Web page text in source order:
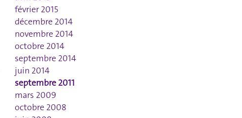
février 2015
décembre 2014
novembre 2014
octobre 2014
septembre 2014
juin 2014
septembre 2011
mars 2009
octobre 2008